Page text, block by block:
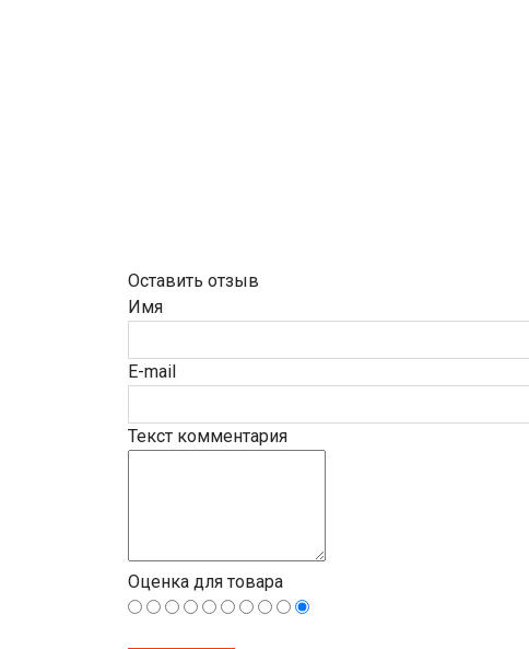
Оставить отзыв
Имя
E-mail
Текст комментария
Оценка для товара